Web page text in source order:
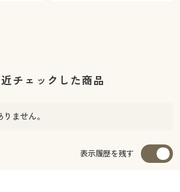
チェックした商品
ません。
表示履歴を残す